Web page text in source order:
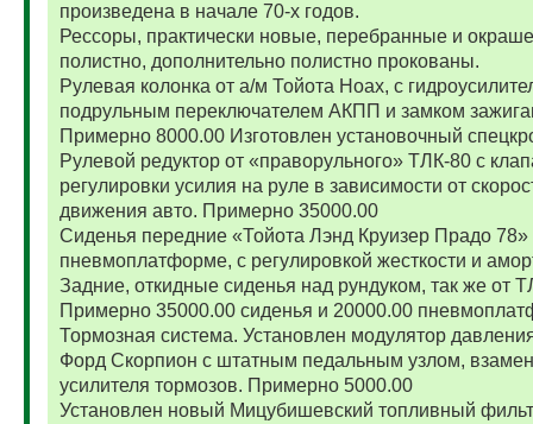
произведена в начале 70-х годов.
Рессоры, практически новые, перебранные и
полистно, дополнительно полистно прокованы.
Рулевая колонка от а/м Тойота Ноах, с
подрульным переключателем АКПП и замком
Примерно 8000.00 Изготовлен установочный
Рулевой редуктор от «праворульного» ТЛК-80 с
регулировки усилия на руле в зависимости от
движения авто. Примерно 35000.00
Сиденья передние «Тойота Лэнд Круизер Прадо 78»
пневмоплатформе, с регулировкой жесткости и
Задние, откидные сиденья над рундуком, так же от
Примерно 35000.00 сиденья и 20000.00
Тормозная система. Установлен модулятор
Форд Скорпион с штатным педальным узлом, взамен
усилителя тормозов. Примерно 5000.00
Установлен новый Мицубишевский топливный